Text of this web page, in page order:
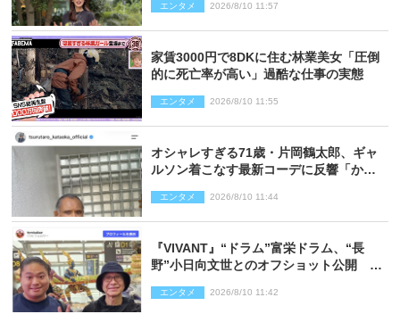
エンタメ 2026/8/10 11:57
家賃3000円で8DKに住む林業美女「圧倒
的に死亡率が高い」過酷な仕事の実態
エンタメ 2026/8/10 11:55
オシャレすぎる71歳・片岡鶴太郎、ギャ
ルソン着こなす最新コーデに反響「かっ
エンタメ 2026/8/10 11:44
『VIVANT』“ドラム”富栄ドラム、“長
野”小日向文世とのオフショット公開
エンタメ 2026/8/10 11:42